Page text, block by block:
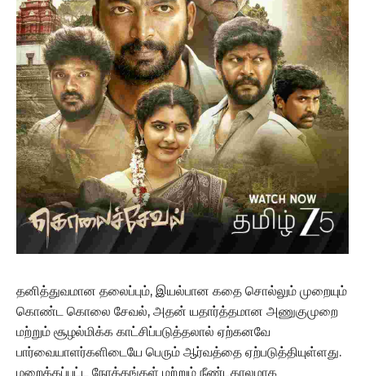
தனித்துவமான தலைப்பும், இயல்பான கதை சொல்லும் முறையும்
கொண்ட கொலை சேவல், அதன் யதார்த்தமான அணுகுமுறை
மற்றும் சூழல்மிக்க காட்சிப்படுத்தலால் ஏற்கனவே
பார்வையாளர்களிடையே பெரும் ஆர்வத்தை ஏற்படுத்தியுள்ளது.
மறைக்கப்பட்ட நோக்கங்கள் மற்றும் நீண்டகாலமாக